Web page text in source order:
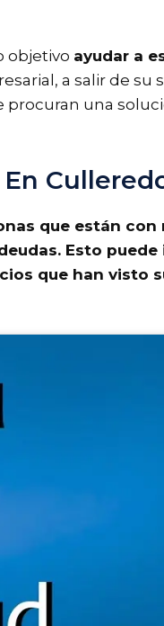
objetivo ayudar a
a salir de su
una
que están con
. Esto
que han visto